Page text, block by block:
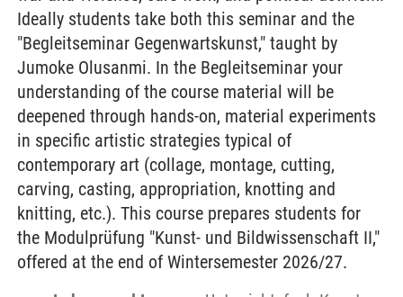
Ideally students take both this seminar and the
"Begleitseminar Gegenwartskunst," taught by
Jumoke Olusanmi. In the Begleitseminar your
understanding of the course material will be
deepened through hands-on, material experiments
in specific artistic strategies typical of
contemporary art (collage, montage, cutting,
carving, casting, appropriation, knotting and
knitting, etc.). This course prepares students for
the Modulprüfung "Kunst- und Bildwissenschaft II,"
offered at the end of Wintersemester 2026/27.